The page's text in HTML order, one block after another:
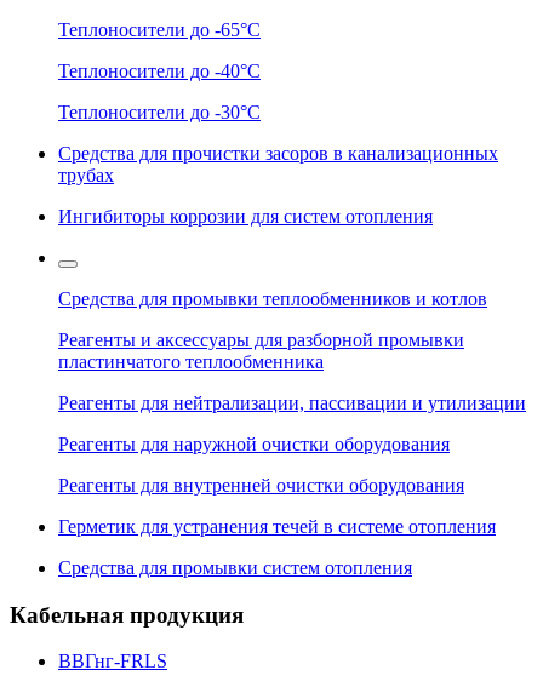
Теплоносители до -65°C
Теплоносители до -40°C
Теплоносители до -30°C
Средства для прочистки засоров в канализационных
трубах
Ингибиторы коррозии для систем отопления
Средства для промывки теплообменников и котлов
Реагенты и аксессуары для разборной промывки
пластинчатого теплообменника
Реагенты для нейтрализации, пассивации и утилизации
Реагенты для наружной очистки оборудования
Реагенты для внутренней очистки оборудования
Герметик для устранения течей в системе отопления
Средства для промывки систем отопления
Кабельная продукция
ВВГнг-FRLS